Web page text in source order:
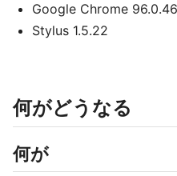
Google Chrome
Stylus 1.5.22
何がどうなる
何が